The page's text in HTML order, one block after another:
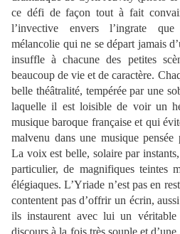
ce défi de façon tout à fait
l’invective envers l’ingrate que
mélancolie qui ne se départ jamais
insuffle à chacune des petites
beaucoup de vie et de caractère.
belle théâtralité, tempérée par une
laquelle il est loisible de voir un
musique baroque française et qui
malvenu dans une musique
La voix est belle, solaire par
particulier, de magnifiques teintes
élégiaques. L’Yriade n’est pas en
contentent pas d’offrir un écrin,
ils instaurent avec lui un
discours à la fois très souple et